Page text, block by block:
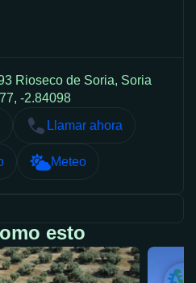
Rioseco de Soria, Soria
-2.84098
Llamar ahora
Meteo
esto